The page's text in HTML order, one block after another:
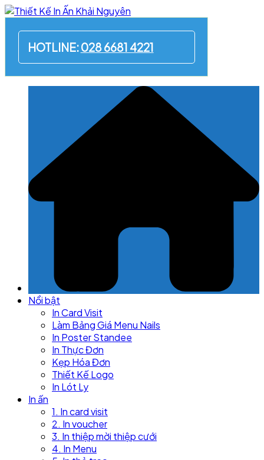
Skip
content
HOTLINE:028 6681 4221
Nổi bật
In Card Visit
Làm Bảng Giá Menu Nails
In Poster Standee
In Thực Đơn
Kẹp Hóa Đơn
Thiết Kế Logo
In Lót Ly
In ấn
1. In card visit
2. In voucher
3. In thiệp mời thiệp cưới
4. In Menu